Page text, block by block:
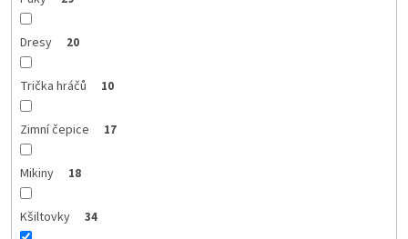
Dresy 20
Trička hráčů 10
Zimní čepice 17
Mikiny 18
Kšiltovky 34